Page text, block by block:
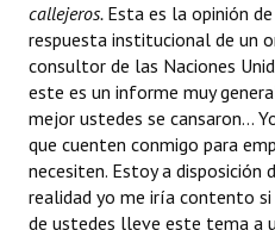
callejeros. Esta es la opinión
respuesta institucional de un
consultor de las Naciones
este es un informe muy
mejor ustedes se cansaron...
que cuenten conmigo para
necesiten. Estoy a disposición
realidad yo me iría contento
de ustedes lleve este tema a